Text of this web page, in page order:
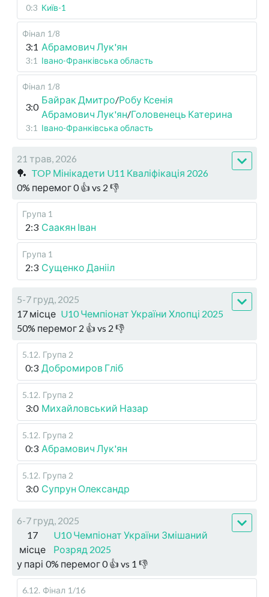
0:3 Київ-1
Фінал 1/8
3:1 Абрамович Лук'ян
3:1 Івано-Франківська область
Фінал 1/8
3:0
Байрак Дмитро/Робу Ксенія
Абрамович Лук'ян/Головенець Катерина
3:1 Івано-Франківська область
21 трав, 2026
🏓 TOP Мінікадети U11 Кваліфікація 2026
0% перемог0👍 vs 2 👎
Група 1
2:3 Саакян Іван
Група 1
2:3 Сущенко Данііл
5-7 груд, 2025
17 місце U10 Чемпіонат України Хлопці 2025
50% перемог 2 👍 vs 2 👎
5.12. Група 2
0:3 Добромиров Гліб
5.12. Група 2
3:0 Михайловський Назар
5.12. Група 2
0:3 Абрамович Лук'ян
5.12. Група 2
3:0 Супрун Олександр
6-7 груд, 2025
17
місце
U10 Чемпіонат України Змішаний
Розряд 2025
у парі 0% перемог0👍 vs 1 👎
6.12. Фінал 1/16